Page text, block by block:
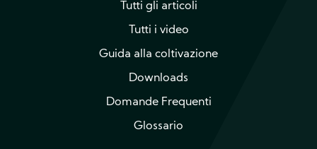
Tutti gli articoli
Tutti i video
Guida alla coltivazione
Downloads
Domande Frequenti
Glossario